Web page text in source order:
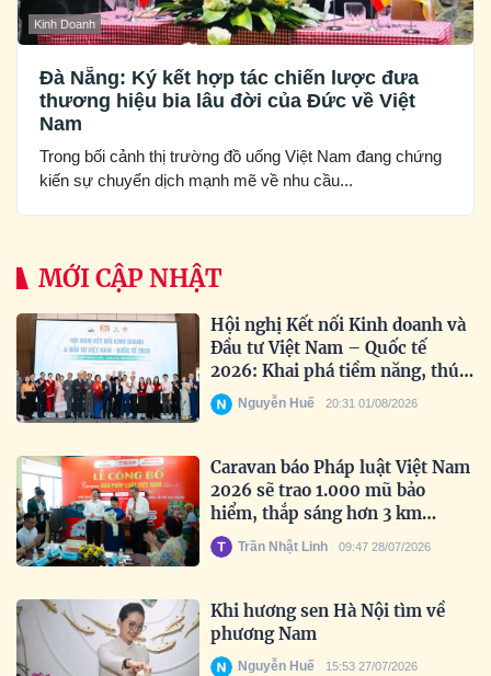
Kinh Doanh
Đà Nẵng: Ký kết hợp tác chiến lược đưa
thương hiệu bia lâu đời của Đức về Việt
Nam
Trong bối cảnh thị trường đồ uống Việt Nam đang chứng
kiến sự chuyển dịch mạnh mẽ về nhu cầu...
MỚI CẬP NHẬT
Hội nghị Kết nối Kinh doanh và
Đầu tư Việt Nam – Quốc tế
2026: Khai phá tiềm năng, thúc
đẩy hợp tác toàn cầu
Nguyễn Huế 20:31 01/08/2026
Caravan báo Pháp luật Việt Nam
2026 sẽ trao 1.000 mũ bảo
hiểm, thắp sáng hơn 3 km
đường biên
Trần Nhật Linh 09:47 28/07/2026
Khi hương sen Hà Nội tìm về
phương Nam
Nguyễn Huế 15:53 27/07/2026